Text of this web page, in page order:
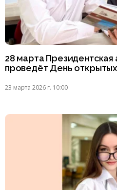
28 марта
проведёт День
23 марта 2026 г. 10:00